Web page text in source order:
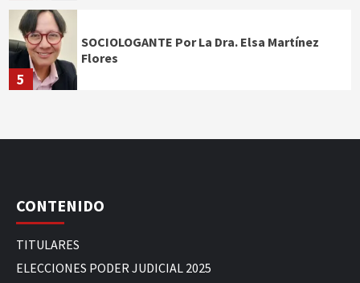
5
SOCIOLOGANTE Por La Dra. Elsa Martínez
Flores
CONTENIDO
TITULARES
ELECCIONES PODER JUDICIAL 2025